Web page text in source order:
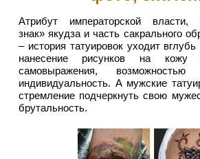
Атрибут императорской власти,
знак» якудза и часть сакрального
– история татуировок уходит
нанесение рисунков на кожу
самовыражения,
индивидуальность. А мужские
стремление подчеркнуть свою
брутальность.